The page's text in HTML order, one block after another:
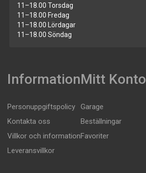
11–18.00 Torsdag
11–18.00 Fredag
11–18.00 Lördagar
11–18.00 Söndag
Information
Personuppgiftspolicy
Kontakta oss
Villkor och information
Leveransvillkor
Mitt Konto
Garage
Beställningar
Favoriter